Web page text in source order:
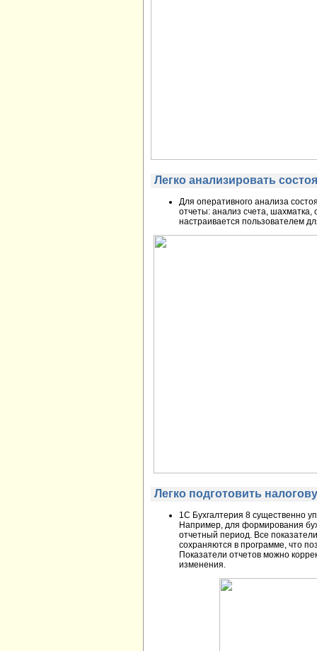
Легко анализировать
Для оперативного анализа
отчеты: анализ счета, шахматка,
настраивается пользователем
Легко подготовить
1С Бухгалтерия 8 существенно
Например, для формирования
отчетный период. Все
сохраняются в программе, что
Показатели отчетов можно
изменения.